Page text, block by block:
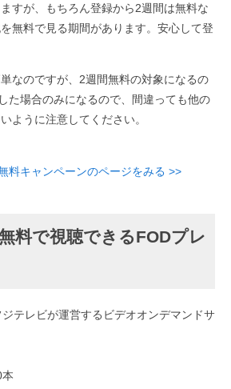
すが、もちろん登録から2週間は無料な
無料で見る期間があります。安心して登
なのですが、2週間無料の対象になるの
た場合のみになるので、間違っても他の
ように注意してください。
料キャンペーンのページをみる >>
料で視聴できるFODプレ
テレビが運営するビデオオンデマンドサ